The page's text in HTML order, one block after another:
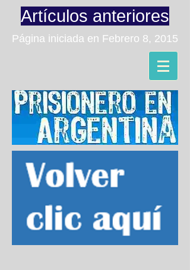
Artículos anteriores
Página iniciada en Febrero 8, 2015